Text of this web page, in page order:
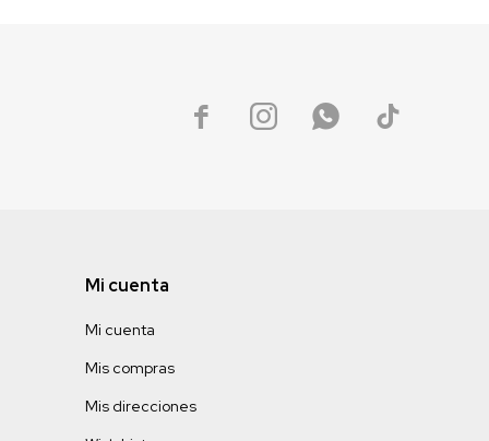
   
Mi cuenta
Mi cuenta
Mis compras
Mis direcciones